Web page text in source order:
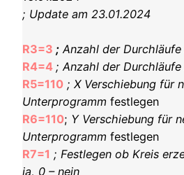
; Update am 23.01.2024
R3=3 ; Anzahl der
R4=4 ; Anzahl der
R5=110 ; X Verschiebung für
Unterprogramm festlegen
R6=110; Y Verschiebung für
Unterprogramm festlegen
R7=1 ; Festlegen ob Kreis
ja, 0 – nein